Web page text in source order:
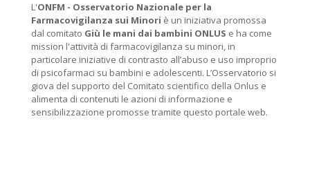
L'ONFM - Osservatorio Nazionale per la
Farmacovigilanza sui Minori è un iniziativa promossa
dal comitato Giù le mani dai bambini ONLUS e ha come
mission l'attività di farmacovigilanza su minori, in
particolare iniziative di contrasto all’abuso e uso improprio
di psicofarmaci su bambini e adolescenti. L’Osservatorio si
giova del supporto del Comitato scientifico della Onlus e
alimenta di contenuti le azioni di informazione e
sensibilizzazione promosse tramite questo portale web.